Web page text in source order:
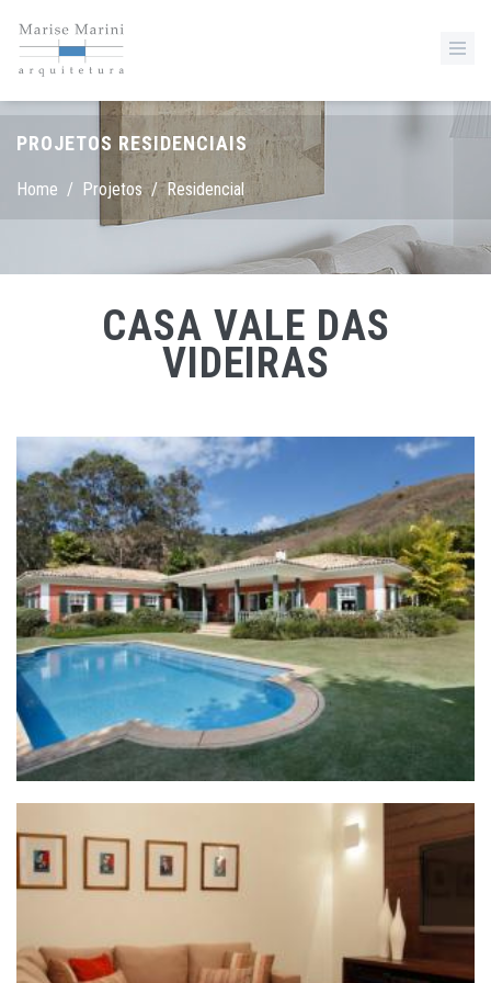
PROJETOS RESIDENCIAIS
Home / Projetos / Residencial
CASA VALE DAS
VIDEIRAS
ZOOM
ZOOM